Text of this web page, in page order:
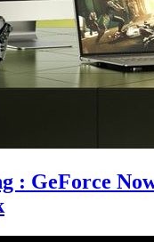
: GeForce